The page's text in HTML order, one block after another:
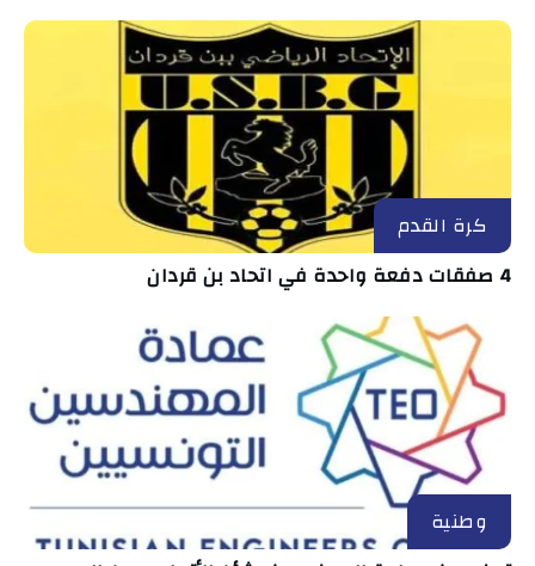
كرة القدم
4 صفقات دفعة واحدة في اتحاد بن قردان
وطنية